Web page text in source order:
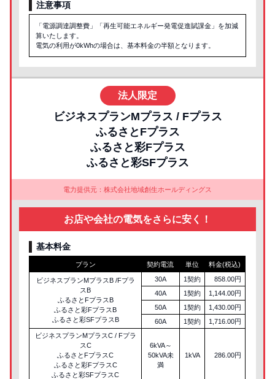
注意事項
「電源調達調整費」「再生可能エネルギー発電促進賦課金」を加減
算いたします。
電気の利用が0kWhの場合は、基本料金の半額となります。
ビジネスプランMプラス / Fプラス
ふるさとFプラス
ふるさと彩Fプラス
ふるさと彩SFプラス
電力提供元：株式会社地域創生ホールディングス
法人限定
お店や会社の電気をさらに安く！
基本料金
プラン 契約電流 単位 料金(税込)
ビジネスプランMプラスB /Fプラ
スB
ふるさとFプラスB
ふるさと彩FプラスB
ふるさと彩SFプラスB
30A 1契約
858.00円
40A
1契約
1,144.00円
50A
1契約
1,430.00円
60A
1契約
1,716.00円
ビジネスプランMプラスC / Fプラ
スC
ふるさとFプラスC
ふるさと彩FプラスC
ふるさと彩SFプラスC
6kVA～
50kVA未
満
1kVA 286.00円